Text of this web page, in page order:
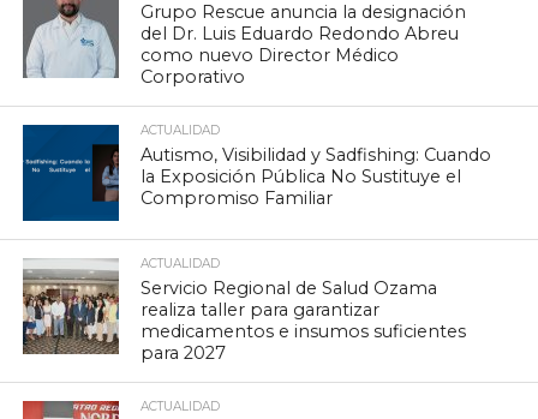
Grupo Rescue anuncia la designación
del Dr. Luis Eduardo Redondo Abreu
como nuevo Director Médico
Corporativo
ACTUALIDAD
Autismo, Visibilidad y Sadfishing: Cuando
la Exposición Pública No Sustituye el
Compromiso Familiar
ACTUALIDAD
Servicio Regional de Salud Ozama
realiza taller para garantizar
medicamentos e insumos suficientes
para 2027
ACTUALIDAD